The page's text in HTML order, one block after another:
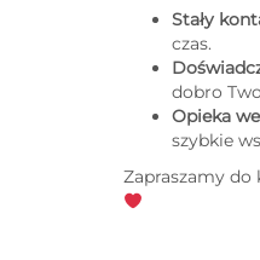
Stały
czas.
dobro
Opieka
szybkie
Zapraszamy do